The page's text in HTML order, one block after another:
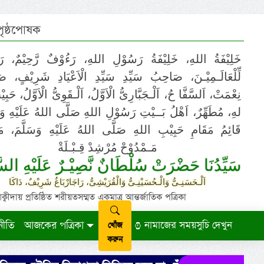
خَلِيْفَةُ اللهِ، خَلِيْفَةُ رَسُوْلِ اللهِ، رَءُوْفٌ رَّحِيْمٌ،
لِّلْعَالَـمِيْـنَ، صَاحِبُ سَيِّدِ سَيِّدِ الْاَعْيَادِ شَرِيْفٍ،
نِعْمَتْ، اَلسَّفَّا حُ، اَلْـجَبَّارِىُّ الْاَوَّلُ، اَلْـقَوِىُّ الْاَوَّلُ،
لهِ، مُطَهِّرٌ، اَهْلُ بَــيْتِ رَسُوْلِ اللهِ صَلَّى اللهُ عَلَيْهِ
قَائِمُ مَقَامِ حَبِيْبِ اللهِ صَلَّى اللهُ عَلَيْهِ وَسَلَّمَ،
مَـمْدُوْحْ مُرْشِدْ قِـبْـلَةْ
سَيِّدُنَا حَضْرَتْ سُلْطَانٌ نَّصِيْـرٌ عَلَيْهِ
اَلْـحَسَنِـىُّ وَالْـحُسَيْنِـىُّ وَالْقُرَيْشِىُّ، رَاجَارْبَاغُ شَرِيْفٌ، دَاكَا
প্রতিষ্ঠিত শরীয়তসম্মত একমাত্র আন্তর্জাতিক পত্রিকা
আজকের পত্রিকা
খোঁজ
করুন
নামাজের সময়সুচি দেখুন